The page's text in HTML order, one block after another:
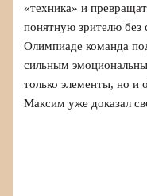
«техника» и
понятную зрителю без
Олимпиаде команда
сильным
только элементы, но и
Максим уже доказал